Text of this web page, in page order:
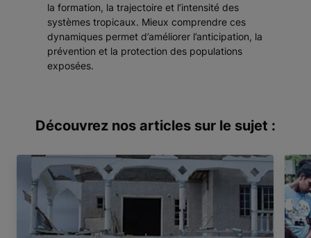
la formation, la trajectoire et l’intensité des
systèmes tropicaux. Mieux comprendre ces
dynamiques permet d’améliorer l’anticipation, la
prévention et la protection des populations
exposées.
Découvrez nos articles sur le sujet :